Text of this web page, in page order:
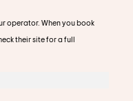
operator. When you book
their site for a full